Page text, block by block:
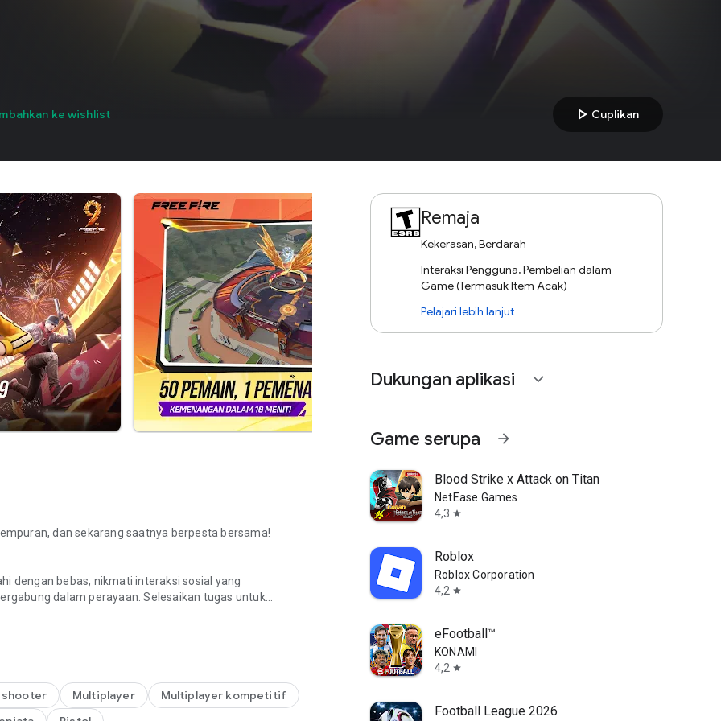
ke wishlist play_arrow Cuplikan
dan sekarang saatnya berpesta bersama!
dengan bebas, nikmati interaksi sosial yang
dalam perayaan. Selesaikan tugas untuk
Tahun ke-9 untuk waktu terbatas. Selesaikan misi ulang
untuk menghidupkan kembali mereka di tempat!
shooter Multiplayer
Multiplayer kompetitif
Remaja
Kekerasan, Berdarah
Interaksi Pengguna, Pembelian dalam
Game (Termasuk Item Acak)
Pelajari lebih lanjut
Dukungan aplikasi expand_more
Game serupa arrow_forward
Blood Strike x Attack on Titan
NetEase Games
4,3 star
Roblox
Roblox Corporation
4,2 star
eFootball™
KONAMI
4,2 star
Football League 2026